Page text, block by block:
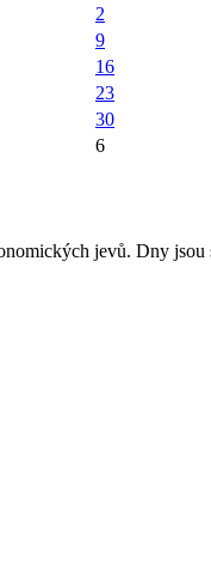
2
9
16
23
30
6
jevů. Dny